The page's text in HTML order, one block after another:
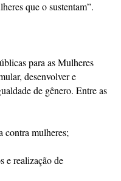
que o sustentam”.
para as Mulheres
desenvolver e
de gênero. Entre as
contra mulheres;
e realização de